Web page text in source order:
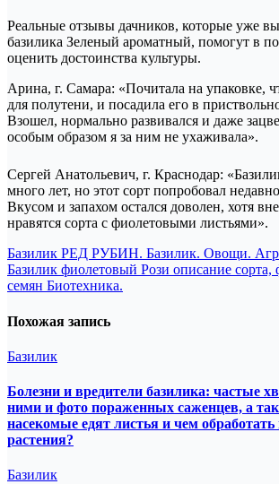
Реальные отзывы дачников, которые уже
базилика Зеленый ароматный, помогут в
оценить достоинства культуры.
Арина, г. Самара: «Почитала на упаковке,
для полутени, и посадила его в
Взошел, нормально развивался и даже
особым образом я за ним не ухаживала».
Сергей Анатольевич, г. Краснодар:
много лет, но этот сорт попробовал
Вкусом и запахом остался доволен, хотя
нравятся сорта с фиолетовыми листьями».
Навигация
по
Базилик РЕД РУБИН. Базилик. Овощи.
Базилик фиолетовый Рози описание сорта,
семян Биотехника.
Похожая запись
Базилик
Болезни и вредители базилика: частые
ними и фото пораженных саженцев, а
насекомые едят листья и чем
растения?
Базилик